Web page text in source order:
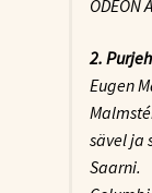
ODEON
2.
Eugen
sävel ja
Saarni.